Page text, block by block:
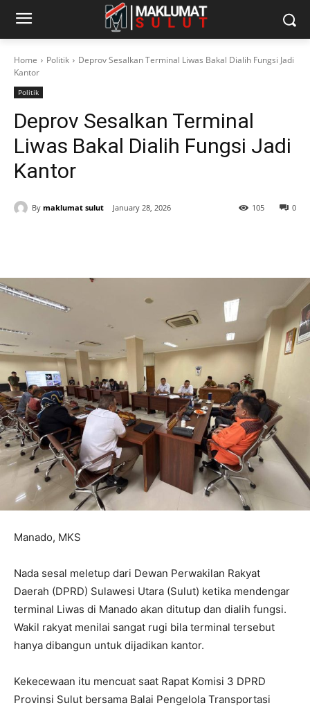
Home Politik
Deprov Sesalkan Terminal Liwas Bakal Dialih Fungsi Jadi
Kantor
Politik
Deprov Sesalkan Terminal
Liwas Bakal Dialih Fungsi Jadi
Kantor
By maklumat sulut January 28, 2026 0
105
Manado, MKS
Nada sesal meletup dari Dewan Perwakilan Rakyat
Daerah (DPRD) Sulawesi Utara (Sulut) ketika mendengar
terminal Liwas di Manado akan ditutup dan dialih fungsi.
Wakil rakyat menilai sangat rugi bila terminal tersebut
hanya dibangun untuk dijadikan kantor.
Kekecewaan itu mencuat saat Rapat Komisi 3 DPRD
Provinsi Sulut bersama Balai Pengelola Transportasi